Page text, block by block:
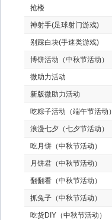
抢楼
神射手(足球射门游戏)
别踩白块(手速类游戏)
博饼活动（中秋节活动）
微助力活动
新版微助力活动
吃粽子活动（端午节活动）
浪漫七夕（七夕节活动）
吃月饼（中秋节活动）
月饼君（中秋节活动）
翻翻看（中秋节活动）
抓兔子（中秋节活动）
吃货DIY（中秋节活动）